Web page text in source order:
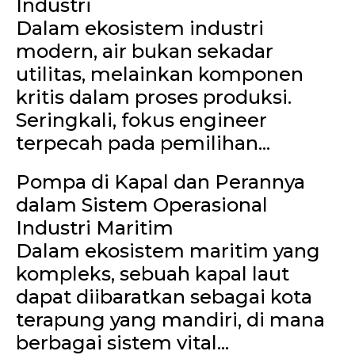
Industri
Dalam ekosistem industri
modern, air bukan sekadar
utilitas, melainkan komponen
kritis dalam proses produksi.
Seringkali, fokus engineer
terpecah pada pemilihan...
Pompa di Kapal dan Perannya
dalam Sistem Operasional
Industri Maritim
Dalam ekosistem maritim yang
kompleks, sebuah kapal laut
dapat diibaratkan sebagai kota
terapung yang mandiri, di mana
berbagai sistem vital...